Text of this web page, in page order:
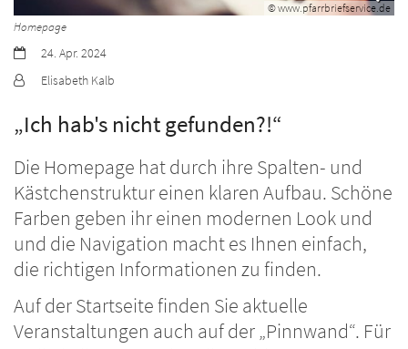
© www.pfarrbriefservice.de
Homepage
Datum:24. Apr. 2024
Von:
Elisabeth Kalb
„Ich hab's nicht gefunden?!“
Die Homepage hat durch ihre Spalten- und
Kästchenstruktur einen klaren Aufbau. Schöne
Farben geben ihr einen modernen Look und
und die Navigation macht es Ihnen einfach,
die richtigen Informationen zu finden.
Auf der Startseite finden Sie aktuelle
Veranstaltungen auch auf der „Pinnwand“. Für